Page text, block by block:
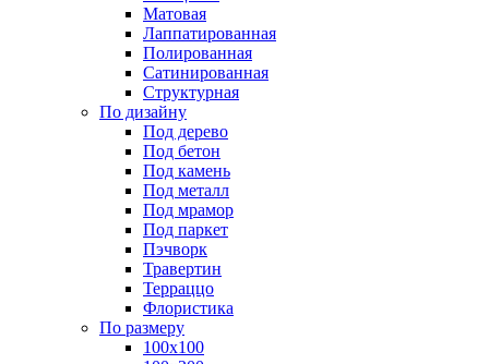
Матовая
Лаппатированная
Полированная
Сатинированная
Структурная
По дизайну
Под дерево
Под бетон
Под камень
Под металл
Под мрамор
Под паркет
Пэчворк
Травертин
Терраццо
Флористика
По размеру
100х100